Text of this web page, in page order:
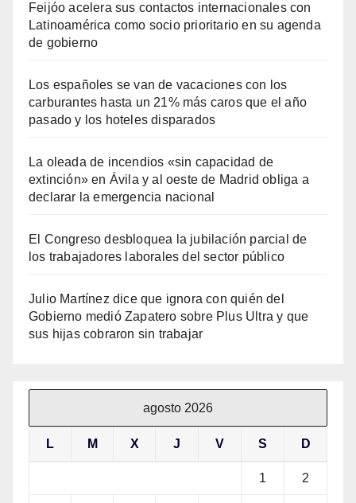
Feijóo acelera sus contactos internacionales con
Latinoamérica como socio prioritario en su agenda
de gobierno
Los españoles se van de vacaciones con los
carburantes hasta un 21% más caros que el año
pasado y los hoteles disparados
La oleada de incendios «sin capacidad de
extinción» en Ávila y al oeste de Madrid obliga a
declarar la emergencia nacional
El Congreso desbloquea la jubilación parcial de
los trabajadores laborales del sector público
Julio Martínez dice que ignora con quién del
Gobierno medió Zapatero sobre Plus Ultra y que
sus hijas cobraron sin trabajar
agosto 2026
L M X J V S D
1 2